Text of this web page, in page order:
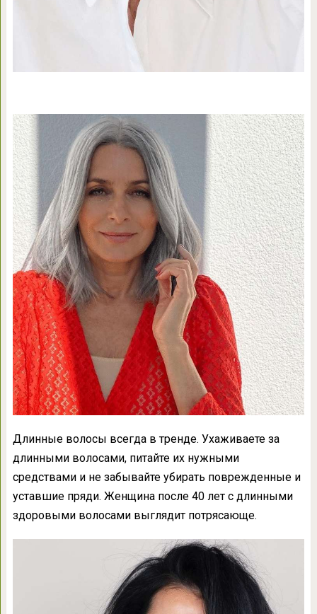
Длинные волосы всегда в тренде. Ухаживаете за
длинными волосами, питайте их нужными
средствами и не забывайте убирать поврежденные и
уставшие пряди. Женщина после 40 лет с длинными
здоровыми волосами выглядит потрясающе.